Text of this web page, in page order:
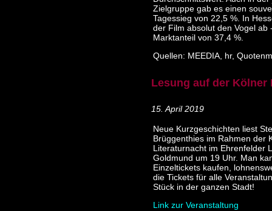
Zielgruppe gab es einen
Tagessieg von 22,5 %. In
der Film absolut den Vogel ab
Marktanteil von 37,4 %.
Quellen: MEEDIA, hr,
Lesung auf der Kölner
15. April 2019
Neue Kurzgeschichten liest
Brüggenthies im Rahmen der
Literaturnacht im Ehrenfelder
Goldmund um 19 Uhr. Man
Einzeltickets kaufen,
die Tickets für alle
Stück in der ganzen Stadt!
Link zur Veranstaltung